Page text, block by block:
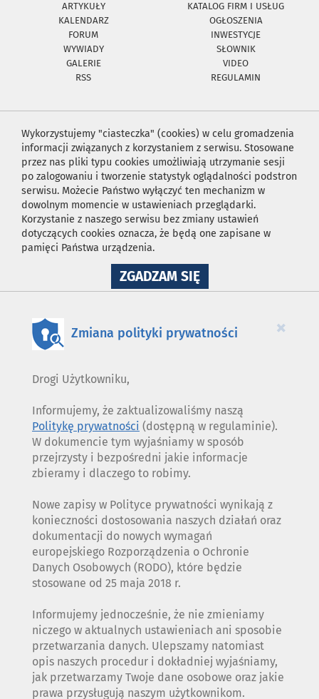
ARTYKUŁY
KATALOG FIRM I USŁUG
KALENDARZ
OGŁOSZENIA
FORUM
INWESTYCJE
WYWIADY
SŁOWNIK
GALERIE
VIDEO
RSS
REGULAMIN
Wykorzystujemy "ciasteczka" (cookies) w celu gromadzenia
informacji związanych z korzystaniem z serwisu. Stosowane
przez nas pliki typu cookies umożliwiają utrzymanie sesji
po zalogowaniu i tworzenie statystyk oglądalności podstron
serwisu. Możecie Państwo wyłączyć ten mechanizm w
dowolnym momencie w ustawieniach przeglądarki.
Korzystanie z naszego serwisu bez zmiany ustawień
dotyczących cookies oznacza, że będą one zapisane w
pamięci Państwa urządzenia.
ZGADZAM SIĘNA
WYKORZYSTANIE
×
Zmiana polityki prywatności
Drogi Użytkowniku,
Informujemy, że zaktualizowaliśmy naszą
Politykę prywatności (dostępną w regulaminie).
W dokumencie tym wyjaśniamy w sposób
przejrzysty i bezpośredni jakie informacje
zbieramy i dlaczego to robimy.
Nowe zapisy w Polityce prywatności wynikają z
konieczności dostosowania naszych działań oraz
dokumentacji do nowych wymagań
europejskiego Rozporządzenia o Ochronie
Danych Osobowych (RODO), które będzie
stosowane od 25 maja 2018 r.
Informujemy jednocześnie, że nie zmieniamy
niczego w aktualnych ustawieniach ani sposobie
przetwarzania danych. Ulepszamy natomiast
opis naszych procedur i dokładniej wyjaśniamy,
jak przetwarzamy Twoje dane osobowe oraz jakie
prawa przysługują naszym użytkownikom.